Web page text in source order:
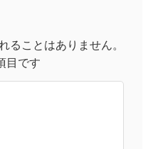
ることはありません。
目です